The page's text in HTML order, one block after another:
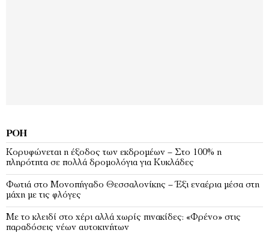
ΡΟΉ
Κορυφώνεται η έξοδος των εκδρομέων – Στο 100% η
πληρότητα σε πολλά δρομολόγια για Κυκλάδες
Φωτιά στο Μονοπήγαδο Θεσσαλονίκης – Έξι εναέρια μέσα στη
μάχη με τις φλόγες
Με το κλειδί στο χέρι αλλά χωρίς πινακίδες: «Φρένο» στις
παραδόσεις νέων αυτοκινήτων